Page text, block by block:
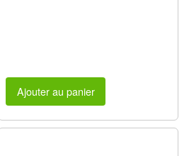
Ajouter au panier